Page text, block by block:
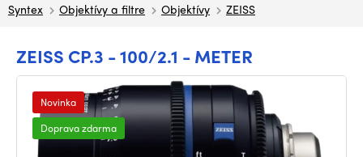
Syntex Objektívy a filtre Objektívy ZEISS
ZEISS CP.3 - 100/2.1 - METER
Novinka
Doprava zdarma